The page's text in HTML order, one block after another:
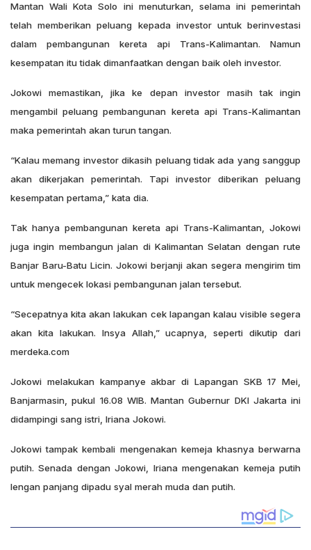
Mantan Wali Kota Solo ini menuturkan, selama ini pemerintah
telah memberikan peluang kepada investor untuk berinvestasi
dalam pembangunan kereta api Trans-Kalimantan. Namun
kesempatan itu tidak dimanfaatkan dengan baik oleh investor.
Jokowi memastikan, jika ke depan investor masih tak ingin
mengambil peluang pembangunan kereta api Trans-Kalimantan
maka pemerintah akan turun tangan.
“Kalau memang investor dikasih peluang tidak ada yang sanggup
akan dikerjakan pemerintah. Tapi investor diberikan peluang
kesempatan pertama,” kata dia.
Tak hanya pembangunan kereta api Trans-Kalimantan, Jokowi
juga ingin membangun jalan di Kalimantan Selatan dengan rute
Banjar Baru-Batu Licin. Jokowi berjanji akan segera mengirim tim
untuk mengecek lokasi pembangunan jalan tersebut.
“Secepatnya kita akan lakukan cek lapangan kalau visible segera
akan kita lakukan. Insya Allah,” ucapnya, seperti dikutip dari
merdeka.com
Jokowi melakukan kampanye akbar di Lapangan SKB 17 Mei,
Banjarmasin, pukul 16.08 WIB. Mantan Gubernur DKI Jakarta ini
didampingi sang istri, Iriana Jokowi.
Jokowi tampak kembali mengenakan kemeja khasnya berwarna
putih. Senada dengan Jokowi, Iriana mengenakan kemeja putih
lengan panjang dipadu syal merah muda dan putih.